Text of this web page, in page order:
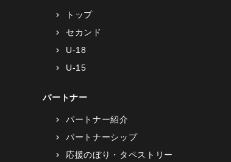
トップ
セカンド
U-18
U-15
パートナー
パートナー紹介
パートナーシップ
応援のぼり・タペストリー